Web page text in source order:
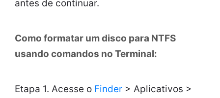
antes de continuar.
Como formatar um disco para NTFS
usando comandos no Terminal:
Etapa 1. Acesse o Finder > Aplicativos >